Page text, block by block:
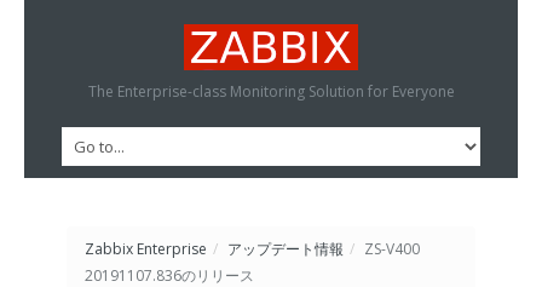
The Enterprise-class Monitoring Solution for Everyone
Zabbix Enterprise / アップデート情報 / ZS-V400
20191107.836のリリース